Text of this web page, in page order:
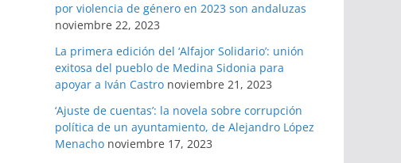
por violencia de género en 2023 son andaluzas
noviembre 22, 2023
La primera edición del ‘Alfajor Solidario’: unión
exitosa del pueblo de Medina Sidonia para
apoyar a Iván Castro noviembre 21, 2023
‘Ajuste de cuentas’: la novela sobre corrupción
política de un ayuntamiento, de Alejandro López
Menacho noviembre 17, 2023